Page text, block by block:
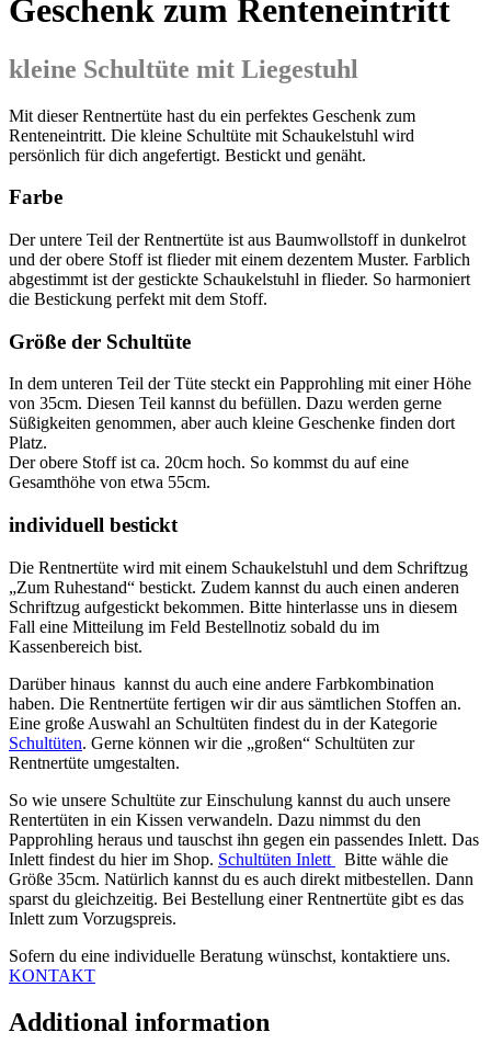
Geschenk zum Renteneintritt
kleine Schultüte mit Liegestuhl
Mit dieser Rentnertüte hast du ein perfektes Geschenk zum
Renteneintritt. Die kleine Schultüte mit Schaukelstuhl wird
persönlich für dich angefertigt. Bestickt und genäht.
Farbe
Der untere Teil der Rentnertüte ist aus Baumwollstoff in dunkelrot
und der obere Stoff ist flieder mit einem dezentem Muster. Farblich
abgestimmt ist der gestickte Schaukelstuhl in flieder. So harmoniert
die Bestickung perfekt mit dem Stoff.
Größe der Schultüte
In dem unteren Teil der Tüte steckt ein Papprohling mit einer Höhe
von 35cm. Diesen Teil kannst du befüllen. Dazu werden gerne
Süßigkeiten genommen, aber auch kleine Geschenke finden dort
Platz.
Der obere Stoff ist ca. 20cm hoch. So kommst du auf eine
Gesamthöhe von etwa 55cm.
individuell bestickt
Die Rentnertüte wird mit einem Schaukelstuhl und dem Schriftzug
„Zum Ruhestand“ bestickt. Zudem kannst du auch einen anderen
Schriftzug aufgestickt bekommen. Bitte hinterlasse uns in diesem
Fall eine Mitteilung im Feld Bestellnotiz sobald du im
Kassenbereich bist.
Darüber hinaus kannst du auch eine andere Farbkombination
haben. Die Rentnertüte fertigen wir dir aus sämtlichen Stoffen an.
Eine große Auswahl an Schultüten findest du in der Kategorie
Schultüten. Gerne können wir die „großen“ Schultüten zur
Rentnertüte umgestalten.
So wie unsere Schultüte zur Einschulung kannst du auch unsere
Rentertüten in ein Kissen verwandeln. Dazu nimmst du den
Papprohling heraus und tauschst ihn gegen ein passendes Inlett. Das
Inlett findest du hier im Shop. Schultüten Inlett
Bitte wähle die
Größe 35cm. Natürlich kannst du es auch direkt mitbestellen. Dann
sparst du gleichzeitig. Bei Bestellung einer Rentnertüte gibt es das
Inlett zum Vorzugspreis.
Sofern du eine individuelle Beratung wünschst, kontaktiere uns.
KONTAKT
Additional information